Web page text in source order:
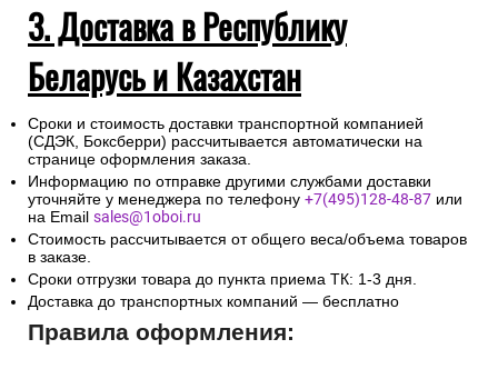
3. Доставка в Республику
Беларусь и Казахстан
Сроки и стоимость доставки транспортной компанией
(СДЭК, Боксберри) рассчитывается автоматически на
странице оформления заказа.
Информацию по отправке другими службами доставки
уточняйте у менеджера по телефону +7(495)128-48-87 или
на Email sales@1oboi.ru
Стоимость рассчитывается от общего веса/объема товаров
в заказе.
Сроки отгрузки товара до пункта приема ТК: 1-3 дня.
Доставка до транспортных компаний — бесплатно
Правила оформления: